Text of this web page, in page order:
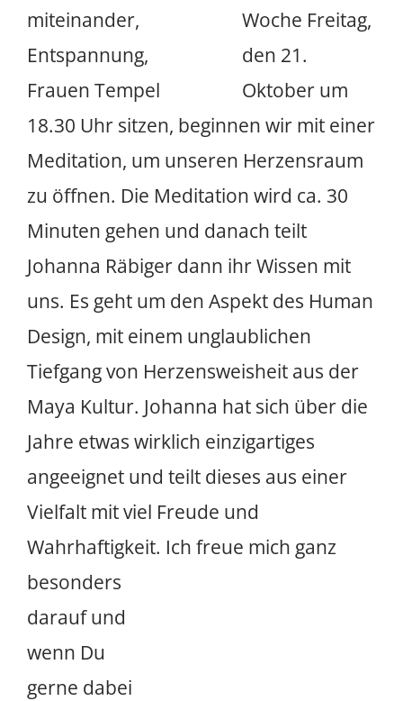
Woche Freitag,
den 21.
Oktober um
18.30 Uhr sitzen, beginnen wir mit einer
Meditation, um unseren Herzensraum
zu öffnen. Die Meditation wird ca. 30
Minuten gehen und danach teilt
Johanna Räbiger dann ihr Wissen mit
uns. Es geht um den Aspekt des Human
Design, mit einem unglaublichen
Tiefgang von Herzensweisheit aus der
Maya Kultur. Johanna hat sich über die
Jahre etwas wirklich einzigartiges
angeeignet und teilt dieses aus einer
Vielfalt mit viel Freude und
Wahrhaftigkeit. Ich freue mich ganz
besonders
darauf und
wenn Du
gerne dabei sein möchtest, dann melde